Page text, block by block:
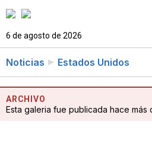
6 de agosto de 2026
Noticias Estados Unidos
ARCHIVO
Esta galeria fue publicada hace más